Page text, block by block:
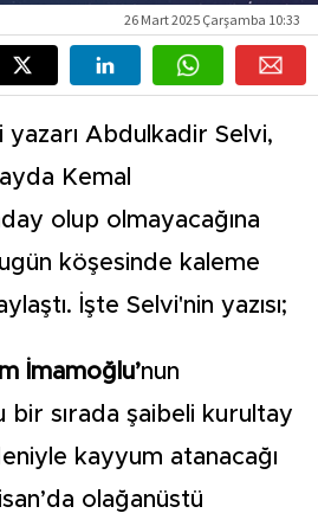
26 Mart 2025 Çarşamba 10:33
Abdulkadir Selvi,
Kemal
olup olmayacağına
köşesinde kaleme
İşte Selvi'nin yazısı;
İmamoğlu’nun
bir sırada şaibeli kurultay
kayyum atanacağı
olağanüstü